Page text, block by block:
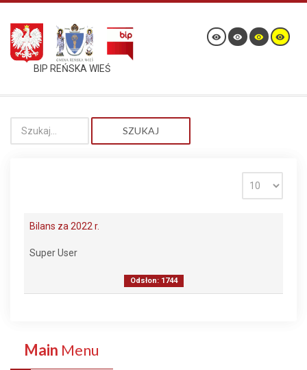
BIP REŃSKA WIEŚ
SZUKAJ
Bilans za 2022 r.
Super User
Odsłon: 1744
Main Menu